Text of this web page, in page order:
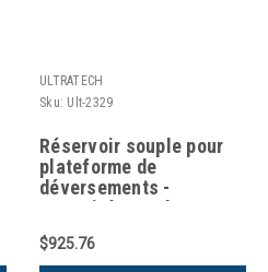
ULTRATECH
Sku: Ult-2329
Réservoir souple pour
plateforme de
déversements -
Capacité 88 gal. US -
5,8"
$925.76